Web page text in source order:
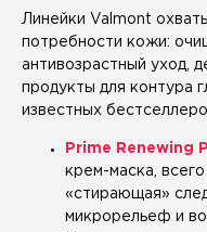
Линейки Valmont
потребности кожи:
антивозрастный уход,
продукты для контура
известных
Prime Renewing
крем-маска,
«стирающая»
микрорельеф и